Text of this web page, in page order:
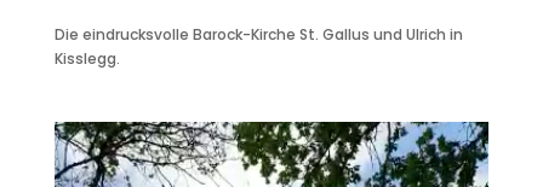
Die eindrucksvolle Barock-Kirche St. Gallus und Ulrich in
Kisslegg.